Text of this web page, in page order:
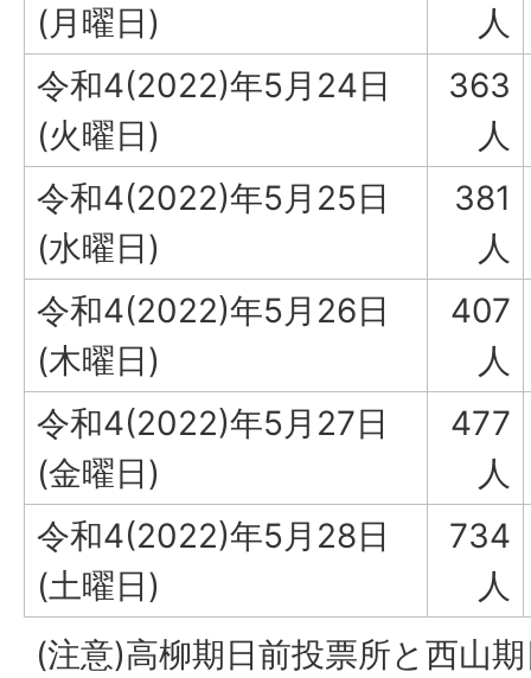
(月曜日)
人
令和4(2022)年5月24日
(火曜日)
363
人
令和4(2022)年5月25日
(水曜日)
381
人
令和4(2022)年5月26日
(木曜日)
407
人
令和4(2022)年5月27日
(金曜日)
477
人
令和4(2022)年5月28日
(土曜日)
734
人
(注意)高柳期日前投票所と西山